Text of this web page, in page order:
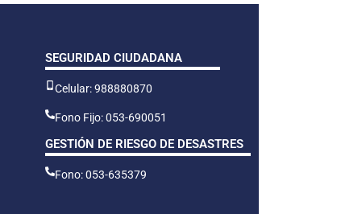
SEGURIDAD CIUDADANA
Celular: 988880870
Fono Fijo: 053-690051
GESTIÓN DE RIESGO DE DESASTRES
Fono: 053-635379